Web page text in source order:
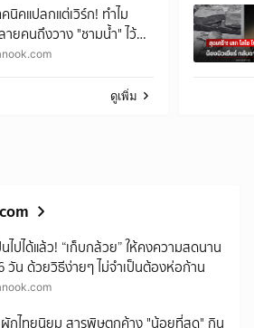
คนิคแปลกแต่เวิร์ก! ทำไม
ายคนถึงวาง "ชามน้ำ" ไว้บน
ะรถ?
ดูเพิ่ม
นไปได้แล้ว! “เก็บกล้วย” ให้คงความสดนาน
วัน ด้วยวิธีง่ายๆ ไม่จำเป็นต้องห่อก้าน
กไทยนิยม สารพิษตกค้าง "น้อยที่สุด" กิน